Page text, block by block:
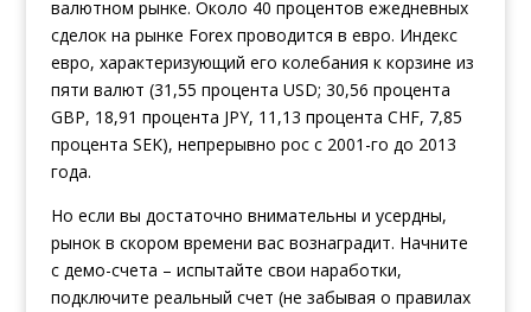
валютном рынке. Около 40 процентов ежедневных
сделок на рынке Forex проводится в евро. Индекс
евро, характеризующий его колебания к корзине из
пяти валют (31,55 процента USD; 30,56 процента
GBP, 18,91 процента JPY, 11,13 процента CHF, 7,85
процента SEK), непрерывно рос с 2001-го до 2013
года.
Но если вы достаточно внимательны и усердны,
рынок в скором времени вас вознаградит. Начните
с демо-счета – испытайте свои наработки,
подключите реальный счет (не забывая о правилах